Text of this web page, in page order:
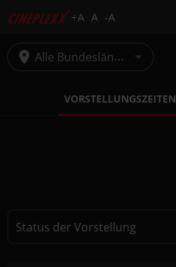
+A A -A
Deutsch
Alle Bundesländer
VORSTELLUNGSZEITEN
Status der Vorstellung